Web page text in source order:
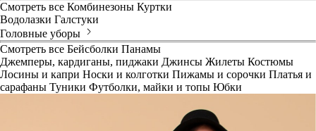
Смотреть все Комбинезоны Куртки
Водолазки Галстуки
Головные уборы
Смотреть все Бейсболки Панамы
Джемперы, кардиганы, пиджаки Джинсы Жилеты Костюмы
Лосины и капри Носки и колготки Пижамы и сорочки Платья и
сарафаны Туники Футболки, майки и топы Юбки